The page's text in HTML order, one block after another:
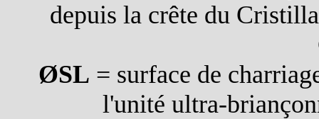
depuis la crête du
ØSL = surface de
l'unité ultra-